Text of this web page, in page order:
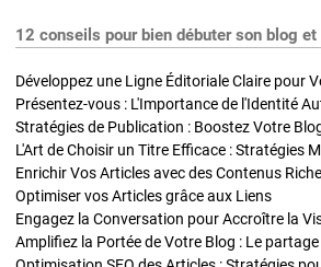
12 conseils pour bien débuter son blog
Développez une Ligne Éditoriale Claire pour
Présentez-vous : L'Importance de l'Identité
L'Art de Choisir un Titre Efficace : Stratégies
Optimiser vos Articles grâce aux Liens
Engagez la Conversation pour Accroître la
Amplifiez la Portée de Votre Blog : Le